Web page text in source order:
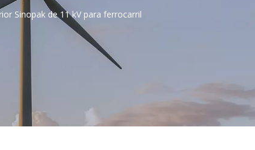
Sinopak de 11 kV para ferrocarril